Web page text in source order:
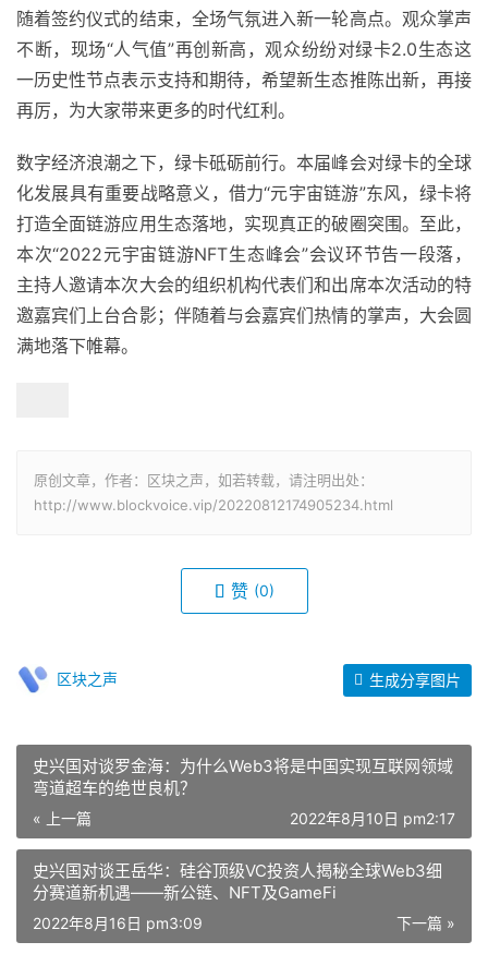
随着签约仪式的结束，全场气氛进入新一轮高点。观众掌声
不断，现场“人气值”再创新高，观众纷纷对绿卡2.0生态这
一历史性节点表示支持和期待，希望新生态推陈出新，再接
再厉，为大家带来更多的时代红利。
数字经济浪潮之下，绿卡砥砺前行。本届峰会对绿卡的全球
化发展具有重要战略意义，借力“元宇宙链游”东风，绿卡将
打造全面链游应用生态落地，实现真正的破圈突围。至此，
本次“2022元宇宙链游NFT生态峰会”会议环节告一段落，
主持人邀请本次大会的组织机构代表们和出席本次活动的特
邀嘉宾们上台合影；伴随着与会嘉宾们热情的掌声，大会圆
满地落下帷幕。
原创文章，作者：区块之声，如若转载，请注明出处：
http://www.blockvoice.vip/20220812174905234.html
赞 (0)
区块之声 生成分享图片
史兴国对谈罗金海：为什么Web3将是中国实现互联网领域
弯道超车的绝世良机？
« 上一篇 2022年8月10日 pm2:17
史兴国对谈王岳华：硅谷顶级VC投资人揭秘全球Web3细
分赛道新机遇——新公链、NFT及GameFi
下一篇 »
2022年8月16日 pm3:09